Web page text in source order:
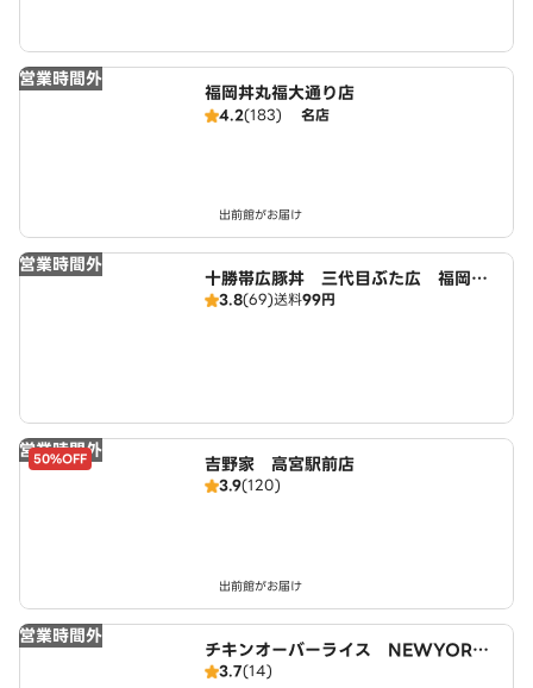
営業時間外
福岡丼丸福大通り店
4.2(183) 名店
出前館がお届け
営業時間外
十勝帯広豚丼 三代目ぶた広 福岡南
店3.8(69)送料99円
営業時間外
50%OFF 吉野家 高宮駅前店
3.9(120)
出前館がお届け
営業時間外
チキンオーバーライス NEWYORK
NEWYORK 大橋店
3.7(14)